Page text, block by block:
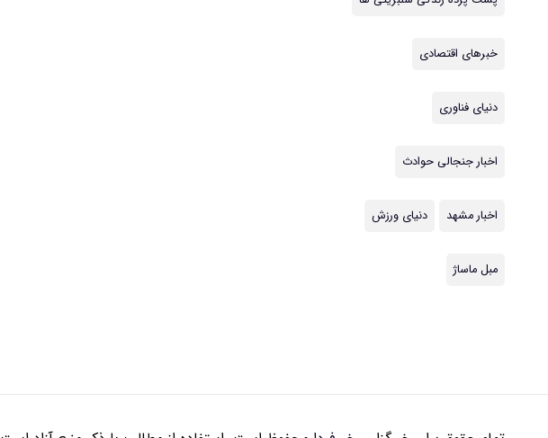
خبرهای اقتصادی
دنیای فناوری
اخبار جنجالی حوادث
اخبار مشهد دنیای ورزش
مبل ماساژ